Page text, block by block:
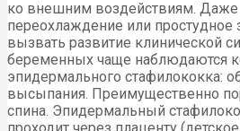
ко внешним воздействиям. Даже
переохлаждение или простудное
вызвать развитие клинической
беременных чаще наблюдаются
эпидермального стафилококка:
высыпания. Преимущественно
спина. Эпидермальный